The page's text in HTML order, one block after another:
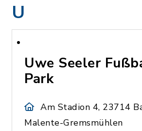
U
Uwe Seeler
Park
Am Stadion 4, 23714
Malente-Gremsmühlen